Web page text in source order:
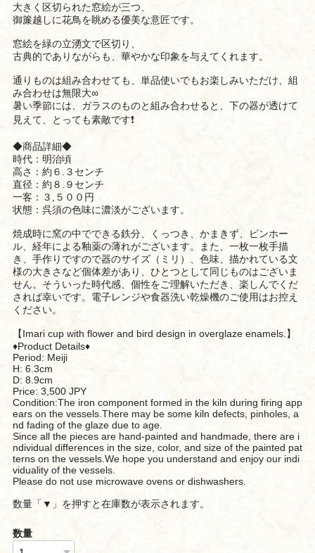
大きく区切られた窓絵が三つ、
御簾越しに花鳥を眺める優美な意匠です。
窓絵を緑の立湧文で区切り、
古典的でありながらも、華やかな印象を与えてくれます。
通りものは組み合わせても、単品使いでもお楽しみいただけ、組
み合わせは無限大∞
暑い季節には、ガラスのものと組み合わせると、下の器が透けて
見えて、とっても素敵です❗
◆商品詳細◆
時代：明治頃
高さ：約６.３センチ
直径：約８.９センチ
一客：３,５００円
状態：呉須の色味に濃淡がございます。
焼成時に窯の中でできる鉄分、くっつき、かまきず、ピンホー
ル、経年による釉薬の薄れがございます。また、一枚一枚手描
き、手作りですので器のサイズ（ミリ）、色味、描かれている文
様の大きさなど個体差があり、ひとつとして同じものはございま
せん。そういった時代感、個性をご理解いただき、楽しんでくだ
されば幸いです。電子レンジや食器洗い乾燥機のご使用はお控え
ください。
【Imari cup with flower and bird design in overglaze enamels.】
♦︎Product Details♦︎
Period: Meiji
H: 6.3cm
D: 8.9cm
Price: 3,500 JPY
Condition:The iron component formed in the kiln during firing app
ears on the vessels.There may be some kiln defects, pinholes, a
nd fading of the glaze due to age.
Since all the pieces are hand-painted and handmade, there are i
ndividual differences in the size, color, and size of the painted pat
terns on the vessels.We hope you understand and enjoy our indi
viduality of the vessels.
Please do not use microwave ovens or dishwashers.
数量「▼」を押すと在庫数が表示されます。
数量